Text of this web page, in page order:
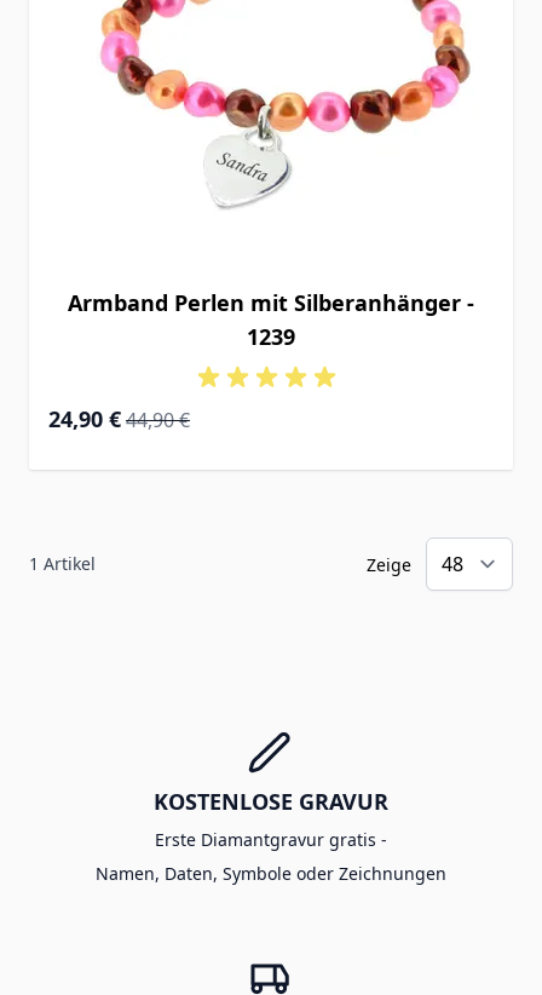
Armband Perlen mit Silberanhänger -
1239
Special Price
24,90 € Regular Price
44,90 €
1 Artikel Zeige
KOSTENLOSE GRAVUR
Erste Diamantgravur gratis -
Namen, Daten, Symbole oder Zeichnungen